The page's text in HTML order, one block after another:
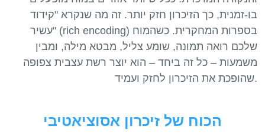
בו-זמנית, כך הזיכרון חזק יותר. זה מה שנקרא "קידוד
עשיר" (rich encoding) בספרות המחקרית. כשהמוח
שלכם רואה תמונה, שומע צליל, מבטא מילה, ומבין
משמעות – כל זה ביחד – הוא יוצר רשת עצבית צפופה
הכוח של זיכרון אסוציאטיבי